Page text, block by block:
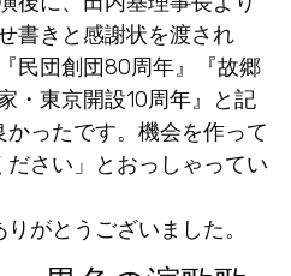
書きと感謝状を渡され
『民団創団80周年』『故郷
・東京開設10周年』と記
ったです。機会を作って
さい」とおっしゃってい
がとうございました。